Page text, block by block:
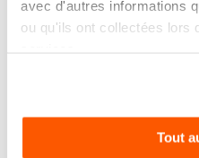
avec d'autres informations
ou qu'ils ont collectées lors
Tout
Livraison